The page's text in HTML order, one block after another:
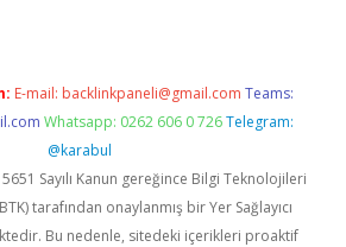
E-mail: backlinkpaneli@gmail.com Teams:
Whatsapp: 0262 606 0 726 Telegram:
@karabul
Sayılı Kanun gereğince Bilgi Teknolojileri
tarafından onaylanmış bir Yer Sağlayıcı
Bu nedenle, sitedeki içerikleri proaktif